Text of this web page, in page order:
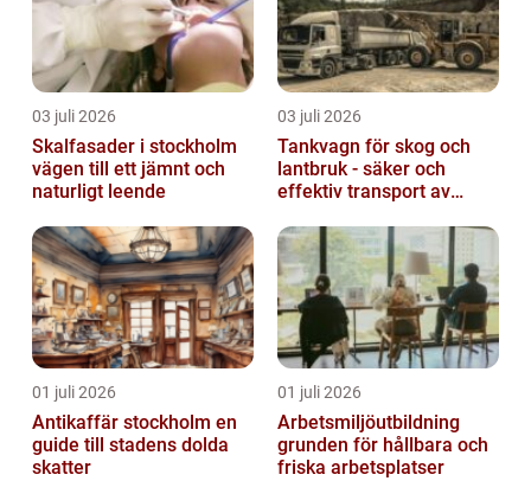
03 juli 2026
Skalfasader i stockholm
vägen till ett jämnt och
naturligt leende
03 juli 2026
Tankvagn för skog och
lantbruk - säker och
effektiv transport av
01 juli 2026
Antikaffär stockholm en
guide till stadens dolda
skatter
01 juli 2026
Arbetsmiljöutbildning
grunden för hållbara och
friska arbetsplatser